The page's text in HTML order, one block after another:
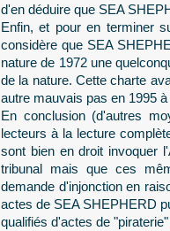
d'en déduire que SEA
Enfin, et pour en terminer
considère que SEA
nature de 1972 une
de la nature. Cette charte
autre mauvais pas en 1995
En conclusion (d'autres
lecteurs à la lecture
sont bien en droit invoquer
tribunal mais que ces
demande d'injonction en
actes de SEA SHEPHERD
qualifiés d'actes de